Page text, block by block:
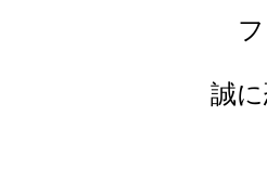
誠